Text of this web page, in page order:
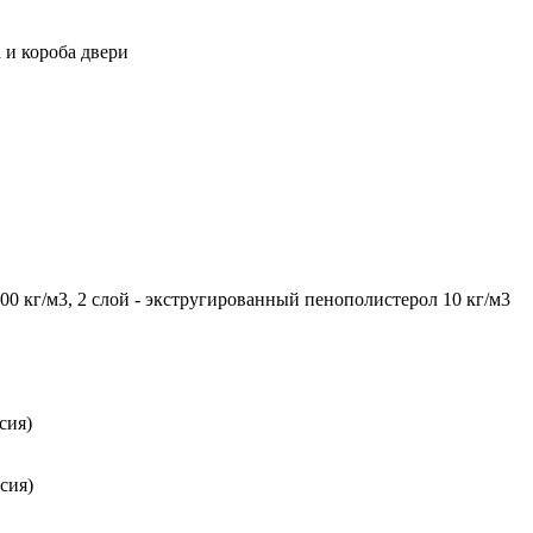
короба двери
кг/м3, 2 слой - экстругированный пенополистерол 10 кг/м3